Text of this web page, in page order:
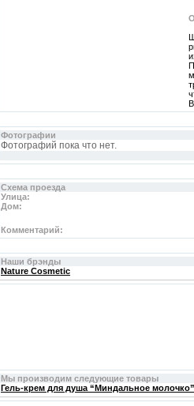
Фотографии
Фотографий пока что нет.
Cхема проезда
Улица:
Дом:
Комментарий:
Наши брэнды
Nature Cosmetic
Мы производим следующие товары
Гель-крем для душа “Миндальное